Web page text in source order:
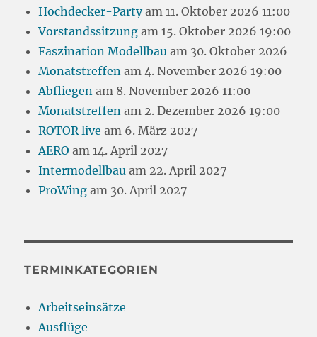
Hochdecker-Partyam 11. Oktober 2026 11:00
Vorstandssitzung am 15. Oktober 2026 19:00
Faszination Modellbau am 30. Oktober 2026
Monatstreffen am 4. November 2026 19:00
Abfliegen am 8. November 2026 11:00
Monatstreffen am 2. Dezember 2026 19:00
ROTOR live am 6. März 2027
AERO am 14. April 2027
Intermodellbau am 22. April 2027
ProWing am 30. April 2027
TERMINKATEGORIEN
Arbeitseinsätze
Ausflüge